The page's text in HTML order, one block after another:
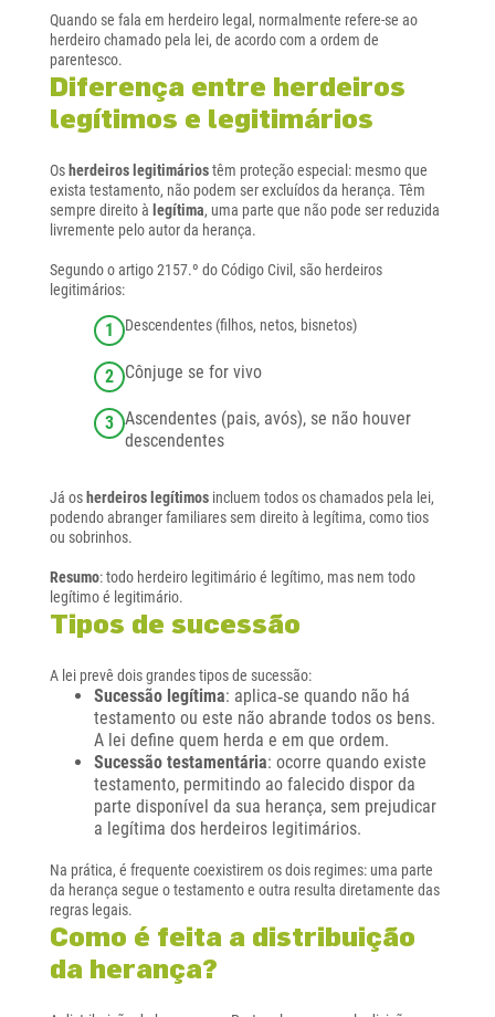
Quando se fala em herdeiro legal, normalmente refere-se ao
herdeiro chamado pela lei, de acordo com a ordem de
parentesco.
Diferença entre herdeiros
legítimos e legitimários
Os herdeiros legitimáriostêm proteção especial: mesmo que
exista testamento, não podem ser excluídos da herança. Têm
sempre direito à legítima, uma parte que não pode ser reduzida
livremente pelo autor da herança.
Segundo o artigo 2157.º do Código Civil, são herdeiros
legitimários:
1 Descendentes (filhos, netos, bisnetos)
2 Cônjuge se for vivo
3 Ascendentes (pais, avós), se não houver
descendentes
Já os herdeiros legítimos incluem todos os chamados pela lei,
podendo abranger familiares sem direito à legítima, como tios
ou sobrinhos.
Resumo: todo herdeiro legitimário é legítimo, mas nem todo
legítimo é legitimário.
Tipos de sucessão
A lei prevê dois grandes tipos de sucessão:
Sucessão legítima: aplica‑se quando não há
testamento ou este não abrande todos os bens.
A lei define quem herda e em que ordem.
Sucessão testamentária: ocorre quando existe
testamento, permitindo ao falecido dispor da
parte disponível da sua herança, sem prejudicar
a legítima dos herdeiros legitimários.
Na prática, é frequente coexistirem os dois regimes: uma parte
da herança segue o testamento e outra resulta diretamente das
regras legais.
Como é feita a distribuição
da herança?